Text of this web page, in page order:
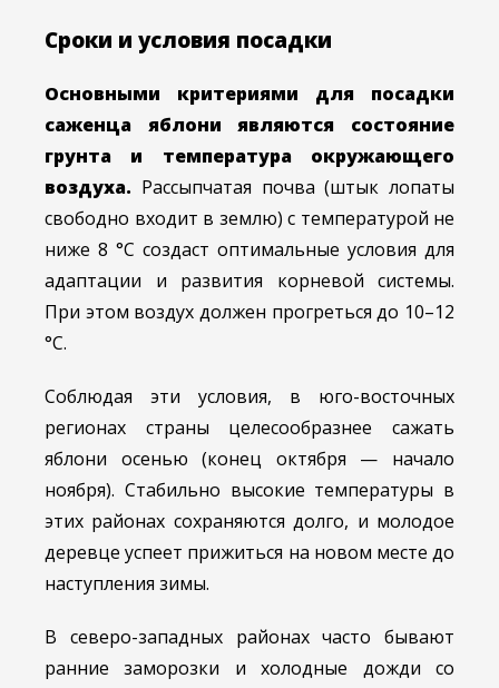
Сроки и условия посадки
Основными критериями для посадки
саженца яблони являются состояние
грунта и температура окружающего
воздуха. Рассыпчатая почва (штык лопаты
свободно входит в землю) с температурой не
ниже 8 °C создаст оптимальные условия для
адаптации и развития корневой системы.
При этом воздух должен прогреться до 10–12
°C.
Соблюдая эти условия, в юго-восточных
регионах страны целесообразнее сажать
яблони осенью (конец октября — начало
ноября). Стабильно высокие температуры в
этих районах сохраняются долго, и молодое
деревце успеет прижиться на новом месте до
наступления зимы.
В северо-западных районах часто бывают
ранние заморозки и холодные дожди со